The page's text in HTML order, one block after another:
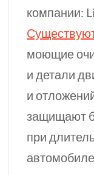
компании:
моющие
и детали
и
защищают
при